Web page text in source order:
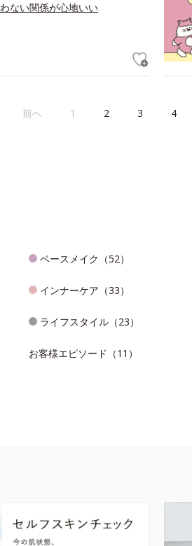
ない関係が心地いい
前へ 1 2 3 4
ベースメイク（52）
インナーケア（33）
ライフスタイル（23）
お客様エピソード（11）